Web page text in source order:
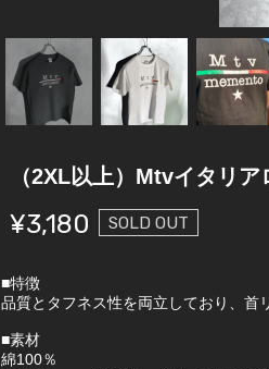
（2XL以上）Mtvイタリア
¥3,180 SOLD OUT
■特徴
品質とタフネス性を両立しており、首
■素材
綿100％